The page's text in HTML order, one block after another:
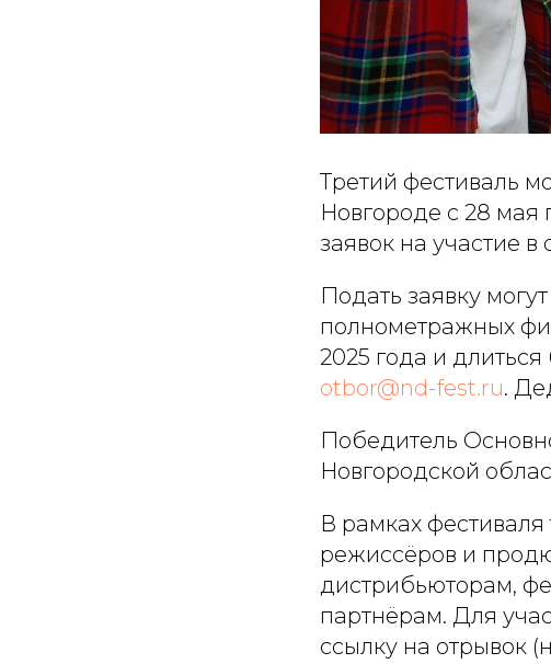
Третий фестиваль
Новгороде с 28 мая
заявок на участие
Подать заявку
полнометражных
2025 года и
otbor@nd-fest.ru.
Победитель
Новгородской
В рамках
режиссёров и
дистрибьюторам,
партнёрам. Для
ссылку на отрывок